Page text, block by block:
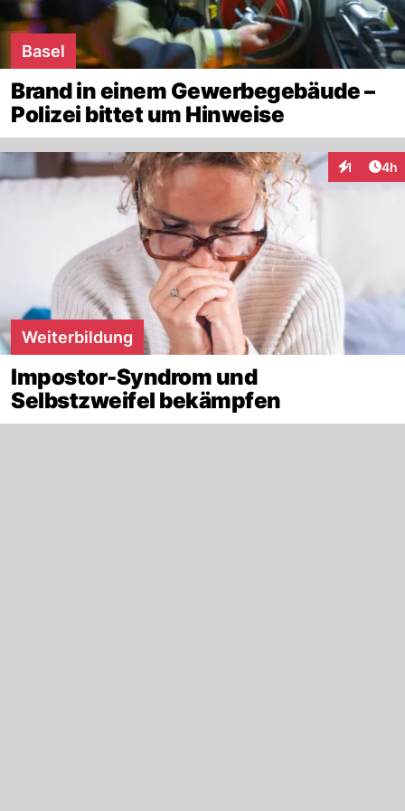
Basel
Brand in einem Gewerbegebäude –
Polizei bittet um Hinweise
1 4h
Weiterbildung
Impostor-Syndrom und
Selbstzweifel bekämpfen